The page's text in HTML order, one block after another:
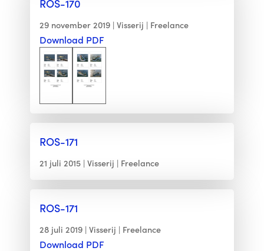
ROS-170
29 november 2019 Visserij Freelance
Download PDF
ROS-171
21 juli 2015 Visserij Freelance
ROS-171
28 juli 2019 Visserij Freelance
Download PDF